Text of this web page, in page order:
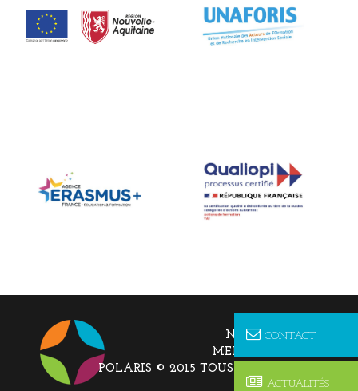
CONTACT
ACTUALITÉS
NOUS CONTACTER
MENTIONS LÉGALES
POLARIS © 2015 TOUS DROITS RÉSERVÉS